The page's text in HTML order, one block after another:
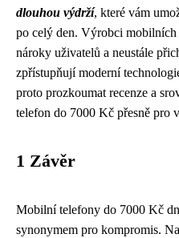
dlouhou výdrží, které vám
po celý den. Výrobci
nároky uživatelů a neustále
zpřístupňují moderní
proto prozkoumat recenze a
telefon do 7000 Kč přesně pro
1 Závěr
Mobilní telefony do 7000 Kč
synonymem pro kompromis.